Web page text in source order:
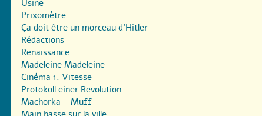
Usine
Prixomètre
Ça doit être un morceau d’Hitler
Rédactions
Renaissance
Madeleine Madeleine
Cinéma 1. Vitesse
Protokoll einer Revolution
Machorka - Muff